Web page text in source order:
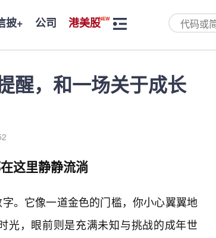
披+ 公司 港美股
醒，和一场关于成长
这里静静流淌
。它像一道金色的门槛，你小心翼翼地
光，眼前则是充满未知与挑战的成年世